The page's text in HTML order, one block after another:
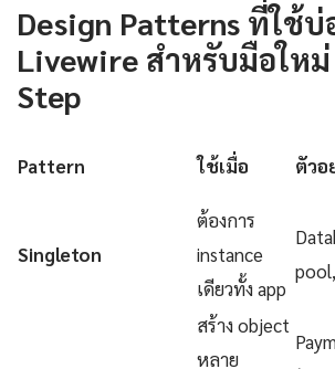
Design Patterns ที่ใช้บ่
Livewire สำหรับมือใหม่
Step
Pattern ใช้เมื่อ ตัวอ
Singleton
ต้องการ
instance
เดียวทั้ง app
สร้าง object
หลาย